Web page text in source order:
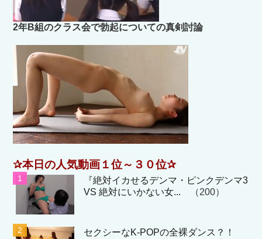
2年B組のクラス会で勃起についての真剣討論
✰本日の人気動画１位～３０位✰
『絶対イカせるデンマ・ピンクデンマ3
VS 絶対にいかない女... （200）
セクシーなK-POPの全裸ダンス？！